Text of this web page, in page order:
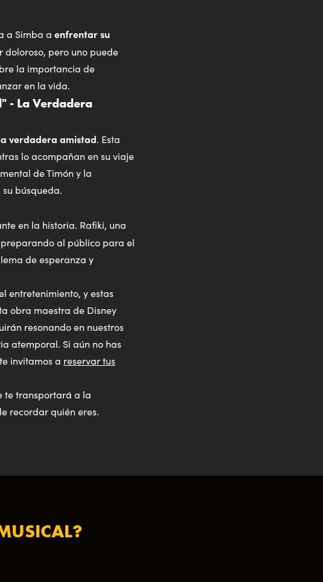
a Simba a enfrentar su
doloroso, pero uno puede
la importancia de
en la vida.
- La Verdadera
verdadera amistad. Esta
lo acompañan en su viaje
de Timón y la
búsqueda.
en la historia. Rafiki, una
al público para el
de esperanza y
entretenimiento, y estas
obra maestra de Disney
resonando en nuestros
atemporal. Si aún no has
invitamos a reservar tus
te transportará a la
recordar quién eres.